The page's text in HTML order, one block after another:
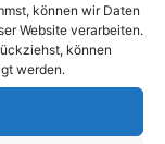
können wir Daten
Website verarbeiten.
können
werden.
sich dem